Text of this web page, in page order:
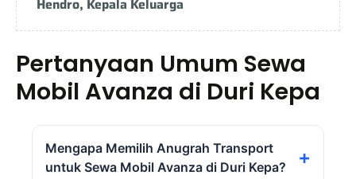
Hendro, Kepala Keluarga
Pertanyaan Umum Sewa
Mobil Avanza di Duri Kepa
Mengapa Memilih Anugrah Transport
untuk Sewa Mobil Avanza di Duri Kepa?